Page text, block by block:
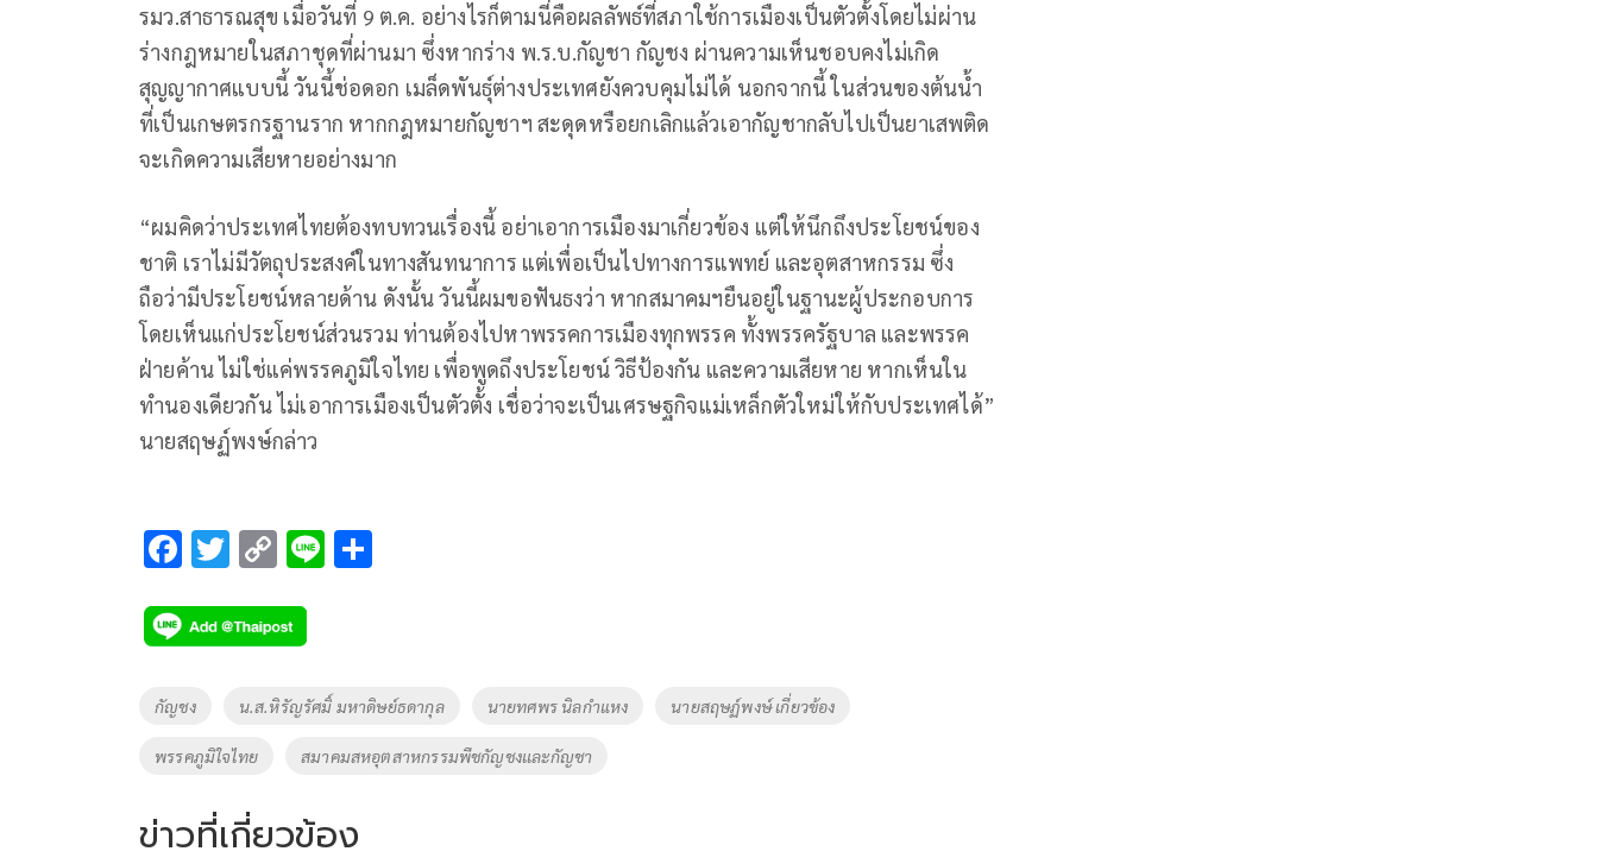
รมว.สาธารณสุข เมื่อวันที่ 9 ต.ค. อย่างไรก็ตามนี่คือผลลัพธ์ที่สภาใช้การเมืองเป็นตัวตั้งโดยไม่ผ่าน
ร่างกฎหมายในสภาชุดที่ผ่านมา ซึ่งหากร่าง พ.ร.บ.กัญชา กัญชง ผ่านความเห็นชอบคงไม่เกิด
สุญญากาศแบบนี้ วันนี้ช่อดอก เมล็ดพันธุ์ต่างประเทศยังควบคุมไม่ได้ นอกจากนี้ ในส่วนของต้นน้ำ
ที่เป็นเกษตรกรฐานราก หากกฎหมายกัญชาฯ สะดุดหรือยกเลิกแล้วเอากัญชากลับไปเป็นยาเสพติด
จะเกิดความเสียหายอย่างมาก
“ผมคิดว่าประเทศไทยต้องทบทวนเรื่องนี้ อย่าเอาการเมืองมาเกี่ยวข้อง แต่ให้นึกถึงประโยชน์ของ
ชาติ เราไม่มีวัตถุประสงค์ในทางสันทนาการ แต่เพื่อเป็นไปทางการแพทย์ และอุตสาหกรรม ซึ่ง
ถือว่ามีประโยชน์หลายด้าน ดังนั้น วันนี้ผมขอฟันธงว่า หากสมาคมฯยืนอยู่ในฐานะผู้ประกอบการ
โดยเห็นแก่ประโยชน์ส่วนรวม ท่านต้องไปหาพรรคการเมืองทุกพรรค ทั้งพรรครัฐบาล และพรรค
ฝ่ายค้าน ไม่ใช่แค่พรรคภูมิใจไทย เพื่อพูดถึงประโยชน์ วิธีป้องกัน และความเสียหาย หากเห็นใน
ทำนองเดียวกัน ไม่เอาการเมืองเป็นตัวตั้ง เชื่อว่าจะเป็นเศรษฐกิจแม่เหล็กตัวใหม่ให้กับประเทศได้”
นายสฤษฏ์พงษ์กล่าว
F
e
b
o
k
T
tt
er
C
p
y
Li
Li
Tags
กัญชง น.ส.หิรัญรัศมิ์ มหาดิษย์ธดากุล นายทศพร นิลกำแหง นายสฤษฏ์พงษ์ เกี่ยวข้อง
พรรคภูมิใจไทย สมาคมสหอุตสาหกรรมพืชกัญชงเเละกัญชา
ข่าวที่เกี่ยวข้อง